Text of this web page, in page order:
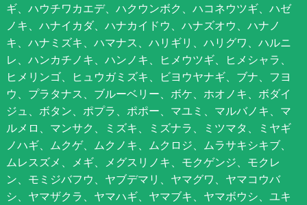
ギ、ハウチワカエデ、ハクウンボク、ハコネウツギ、ハゼ
ノキ、ハナイカダ、ハナカイドウ、ハナズオウ、ハナノ
キ、ハナミズキ、ハマナス、ハリギリ、ハリグワ、ハルニ
レ、ハンカチノキ、ハンノキ、ヒメウツギ、ヒメシャラ、
ヒメリンゴ、ヒュウガミズキ、ビヨウヤナギ、ブナ、フヨ
ウ、プラタナス、ブルーベリー、ボケ、ホオノキ、ボダイ
ジュ、ボタン、ポプラ、ポポー、マユミ、マルバノキ、マ
ルメロ、マンサク、ミズキ、ミズナラ、ミツマタ、ミヤギ
ノハギ、ムクゲ、ムクノキ、ムクロジ、ムラサキシキブ、
ムレスズメ、メギ、メグスリノキ、モクゲンジ、モクレ
ン、モミジバフウ、ヤブデマリ、ヤマグワ、ヤマコウバ
シ、ヤマザクラ、ヤマハギ、ヤマブキ、ヤマボウシ、ユキ